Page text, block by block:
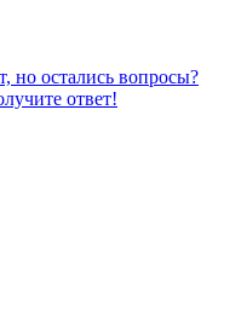
но остались вопросы?
ответ!